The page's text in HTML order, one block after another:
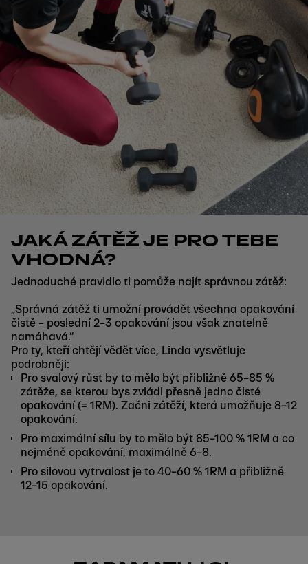
JAKÁ ZÁTĚŽ JE PRO TEBE
VHODNÁ?
Jednoduché pravidlo ti pomůže najít správnou zátěž:
„Správná zátěž ti umožní provádět všechna opakování
čistě – poslední 2–3 opakování jsou však znatelně
namáhavá.“
Pro ty, kteří chtějí vědět více, Linda vysvětluje
podrobněji:
Pro svalový růst by to mělo být přibližně 65–85 %
zátěže, se kterou bys zvládl přesně jedno čisté
opakování (= 1RM). Začni zátěží, která umožňuje 8–12
opakování.
Pro maximální sílu by to mělo být 85–100 % 1RM a co
nejméně opakování, maximálně 6–8.
Pro silovou vytrvalost je to 40–60 % 1RM a přibližně
12–15 opakování.